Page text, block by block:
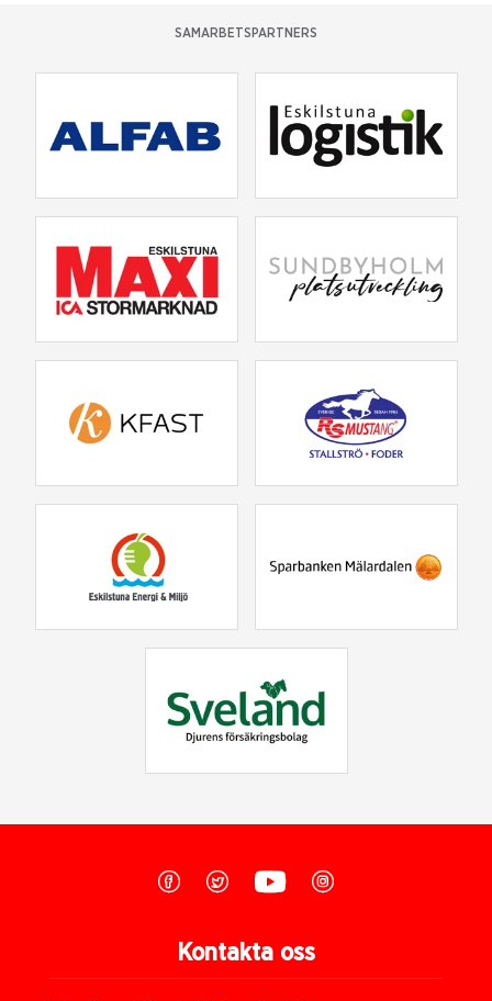
SAMARBETSPARTNERS
Kontakta oss